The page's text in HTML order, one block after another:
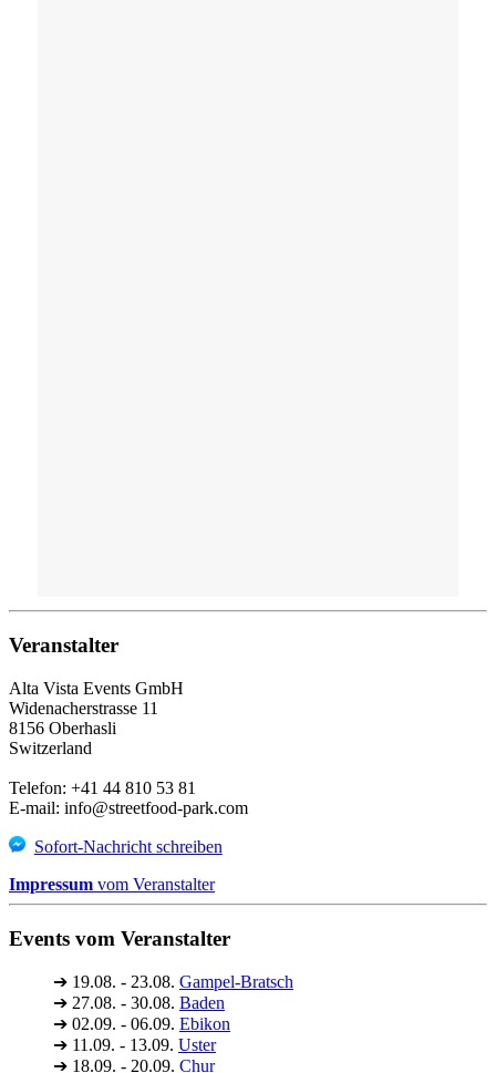
Veranstalter
Alta Vista Events GmbH
Widenacherstrasse 11
8156 Oberhasli
Switzerland
Telefon: +41 44 810 53 81
E-mail: info@streetfood-park.com
Sofort-Nachricht schreiben
Impressum vom Veranstalter
Events vom Veranstalter
➔ 19.08. - 23.08. Gampel-Bratsch
➔ 27.08. - 30.08. Baden
➔ 02.09. - 06.09. Ebikon
➔ 11.09. - 13.09. Uster
➔ 18.09. - 20.09. Chur